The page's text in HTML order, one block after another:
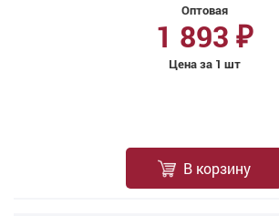
Оптовая
1 893 ₽
Цена за 1 шт
В корзину